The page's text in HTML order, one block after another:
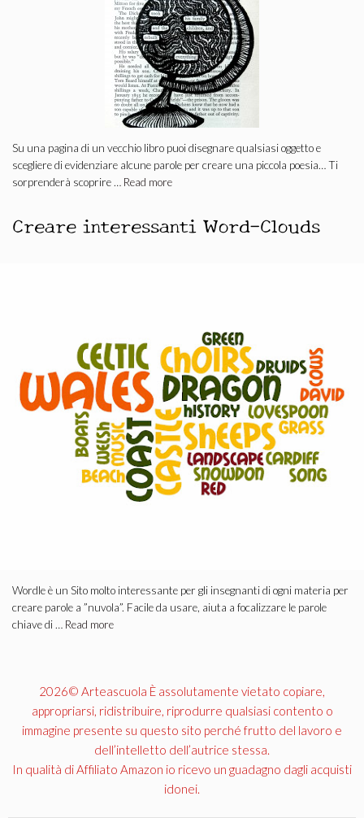
Su una pagina di un vecchio libro puoi disegnare qualsiasi oggetto e
scegliere di evidenziare alcune parole per creare una piccola poesia… Ti
sorprenderà scoprire … Read more
Creare interessanti Word-Clouds
Wordle è un Sito molto interessante per gli insegnanti di ogni materia per
creare parole a ”nuvola”. Facile da usare, aiuta a focalizzare le parole
chiave di … Read more
2026© Arteascuola È assolutamente vietato copiare,
appropriarsi, ridistribuire, riprodurre qualsiasi contento o
immagine presente su questo sito perché frutto del lavoro e
dell’intelletto dell’autrice stessa.
In qualità di Affiliato Amazon io ricevo un guadagno dagli acquisti
idonei.